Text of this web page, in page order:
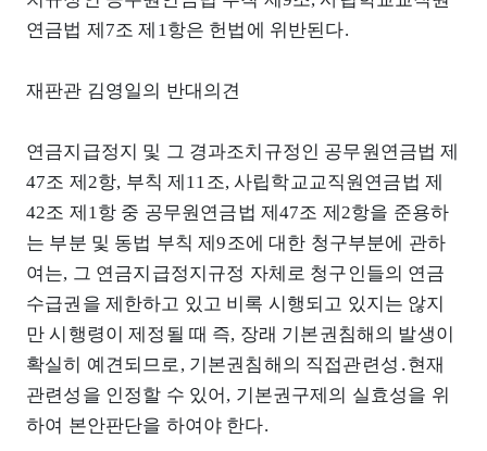
연금법 제7조 제1항은 헌법에 위반된다.
재판관 김영일의 반대의견
연금지급정지 및 그 경과조치규정인 공무원연금법 제
47조 제2항, 부칙 제11조, 사립학교교직원연금법 제
42조 제1항 중 공무원연금법 제47조 제2항을 준용하
는 부분 및 동법 부칙 제9조에 대한 청구부분에 관하
여는, 그 연금지급정지규정 자체로 청구인들의 연금
수급권을 제한하고 있고 비록 시행되고 있지는 않지
만 시행령이 제정될 때 즉, 장래 기본권침해의 발생이
확실히 예견되므로, 기본권침해의 직접관련성․현재
관련성을 인정할 수 있어, 기본권구제의 실효성을 위
하여 본안판단을 하여야 한다.